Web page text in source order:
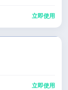
立即使用
立即使用